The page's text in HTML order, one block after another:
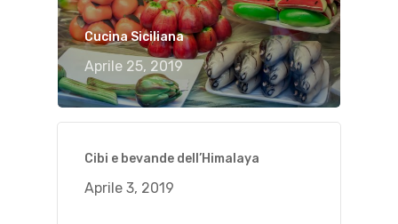
Cucina Siciliana
Aprile 25, 2019
Cibi e bevande dell’Himalaya
Aprile 3, 2019